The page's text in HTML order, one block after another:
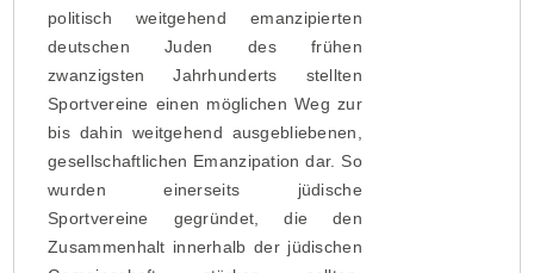
politisch weitgehend emanzipierten
deutschen Juden des frühen
zwanzigsten Jahrhunderts stellten
Sportvereine einen möglichen Weg zur
bis dahin weitgehend ausgebliebenen,
gesellschaftlichen Emanzipation dar. So
wurden einerseits jüdische
Sportvereine gegründet, die den
Zusammenhalt innerhalb der jüdischen